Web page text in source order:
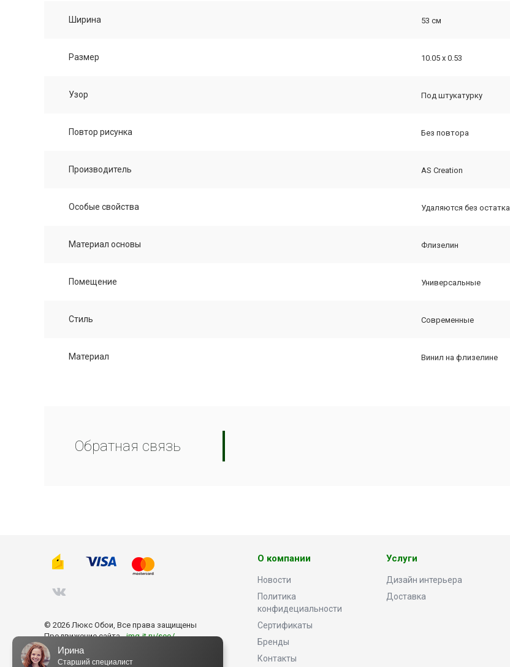
Ширина 53 см
Размер 10.05 х 0.53
Узор Под штукатурку
Повтор рисунка Без повтора
Производитель AS Creation
Особые свойства Удаляются без остатка
Материал основы Флизелин
Помещение Универсальные
Стиль Современные
Материал Винил на флизелине
Обратная связь
© 2026 Люкс Обои, Все права защищены
Продвижение сайта -img-it.ru/seo/
О компании
Новости
Политика
конфидециальности
Сертификаты
Бренды
Контакты
Услуги
Дизайн интерьера
Доставка
Ирина
Старший специалист